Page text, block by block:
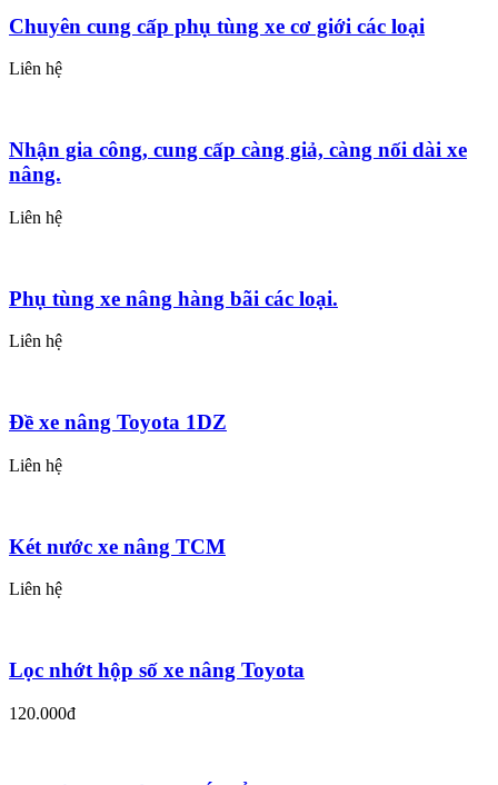
Chuyên cung cấp phụ tùng xe cơ giới các loại
Liên hệ
Nhận gia công, cung cấp càng giả, càng nối dài xe
nâng.
Liên hệ
Phụ tùng xe nâng hàng bãi các loại.
Liên hệ
Đề xe nâng Toyota 1DZ
Liên hệ
Két nước xe nâng TCM
Liên hệ
Lọc nhớt hộp số xe nâng Toyota
120.000đ